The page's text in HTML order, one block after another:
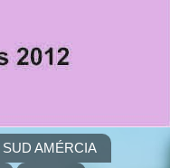
SUD AMÉRCIA